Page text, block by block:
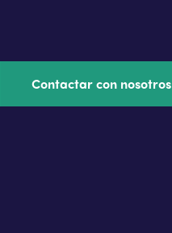
Contactar con nosotros